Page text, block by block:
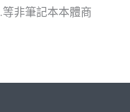
非筆記本本體商